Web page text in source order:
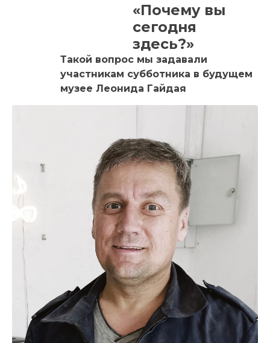
«Почему вы
сегодня
здесь?»
Такой вопрос мы задавали
участникам субботника в будущем
музее Леонида Гайдая